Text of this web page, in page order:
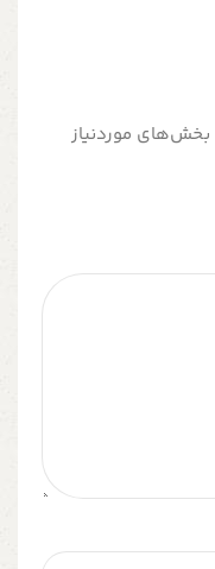
بخش‌های موردنیاز